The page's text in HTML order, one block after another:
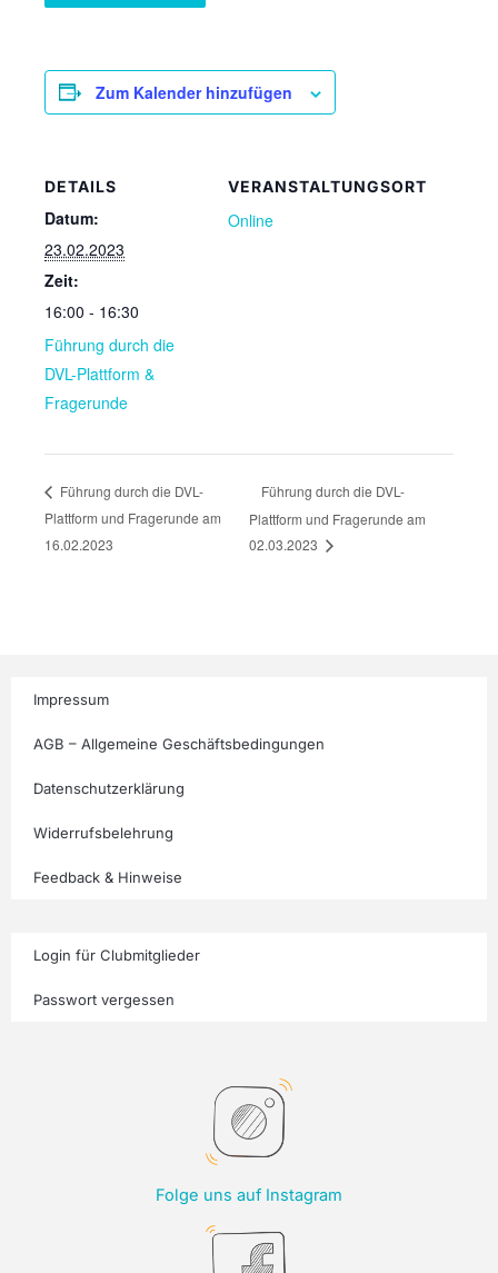
Zum Kalender hinzufügen
DETAILS
Datum:
23.02.2023
Zeit:
16:00 - 16:30
Führung durch die
DVL-Plattform &
Fragerunde
VERANSTALTUNGSORT
Online
Führung durch die DVL-
Plattform und Fragerunde am
16.02.2023
Führung durch die DVL-
Plattform und Fragerunde am
02.03.2023
Impressum
AGB – Allgemeine Geschäftsbedingungen
Datenschutzerklärung
Widerrufsbelehrung
Feedback & Hinweise
Login für Clubmitglieder
Passwort vergessen
Folge uns auf Instagram